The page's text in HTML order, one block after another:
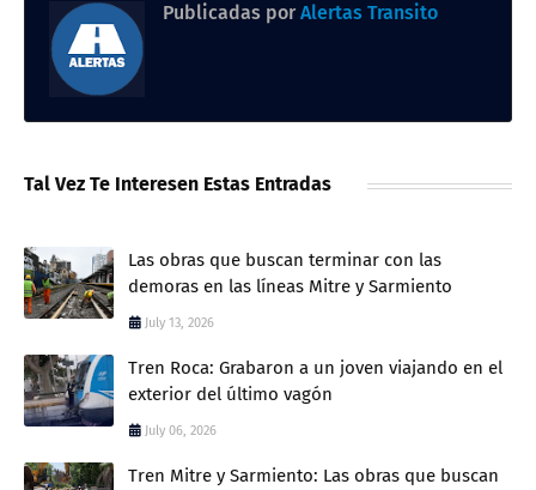
Publicadas por Alertas Transito
Tal Vez Te Interesen Estas Entradas
Las obras que buscan terminar con las
demoras en las líneas Mitre y Sarmiento
July 13, 2026
Tren Roca: Grabaron a un joven viajando en el
exterior del último vagón
July 06, 2026
Tren Mitre y Sarmiento: Las obras que buscan